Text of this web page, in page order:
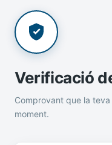
Verificació
Comprovant que la
moment.